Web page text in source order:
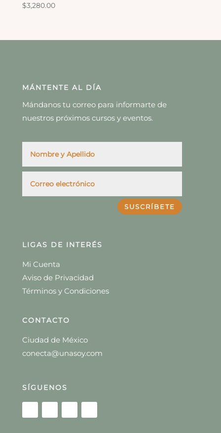
$3,280.00
MÁNTENTE AL DÍA
Mándanos tu correo para informarte de
nuestros próximos cursos y eventos.
SUSCRÍBETE
LIGAS DE INTERÉS
Mi Cuenta
Aviso de Privacidad
Términos y Condiciones
CONTACTO
Ciudad de México
conecta@unasoy.com
SÍGUENOS